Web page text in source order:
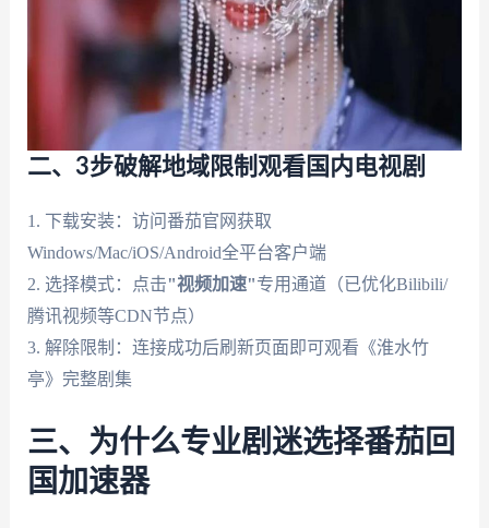
二、3步破解地域限制观看国内电视剧
1. 下载安装：访问番茄官网获取
Windows/Mac/iOS/Android全平台客户端
2. 选择模式：点击"视频加速"专用通道（已优化Bilibili/
腾讯视频等CDN节点）
3. 解除限制：连接成功后刷新页面即可观看《淮水竹
亭》完整剧集
三、为什么专业剧迷选择番茄回
国加速器